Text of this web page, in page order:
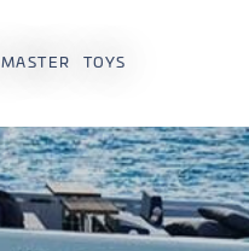
MASTER TOYS